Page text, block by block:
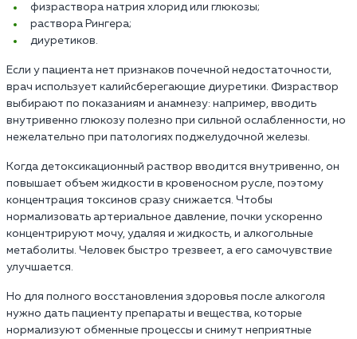
физраствора натрия хлорид или глюкозы;
раствора Рингера;
диуретиков.
Если у пациента нет признаков почечной недостаточности,
врач использует калийсберегающие диуретики. Физраствор
выбирают по показаниям и анамнезу: например, вводить
внутривенно глюкозу полезно при сильной ослабленности, но
нежелательно при патологиях поджелудочной железы.
Когда детоксикационный раствор вводится внутривенно, он
повышает объем жидкости в кровеносном русле, поэтому
концентрация токсинов сразу снижается. Чтобы
нормализовать артериальное давление, почки ускоренно
концентрируют мочу, удаляя и жидкость, и алкогольные
метаболиты. Человек быстро трезвеет, а его самочувствие
улучшается.
Но для полного восстановления здоровья после алкоголя
нужно дать пациенту препараты и вещества, которые
нормализуют обменные процессы и снимут неприятные